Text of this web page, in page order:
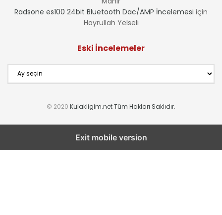
Radsone es100 24bit Bluetooth Dac/AMP İncelemesi için
Hayrullah Yelseli
Eski İncelemeler
İncelemeler
© 2020 Kulakligim.net Tüm Hakları Saklıdır.
Exit mobile version